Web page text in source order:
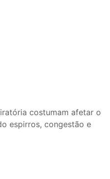
costumam afetar o
espirros, congestão e